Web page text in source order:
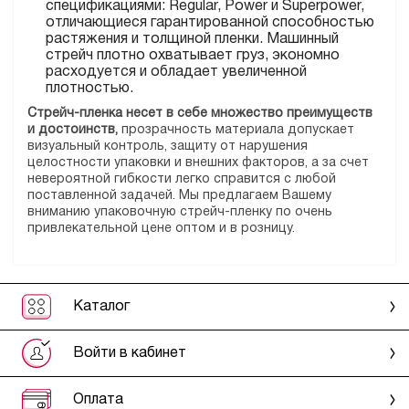
спецификациями: Regular, Power и Superpower,
отличающиеся гарантированной способностью
растяжения и толщиной пленки. Машинный
стрейч плотно охватывает груз, экономно
расходуется и обладает увеличенной
плотностью.
Стрейч-пленка несет в себе множество преимуществ
и достоинств, прозрачность материала допускает
визуальный контроль, защиту от нарушения
целостности упаковки и внешних факторов, а за счет
невероятной гибкости легко справится с любой
поставленной задачей. Мы предлагаем Вашему
вниманию упаковочную стрейч-пленку по очень
привлекательной цене оптом и в розницу.
Каталог
Войти в кабинет
Оплата